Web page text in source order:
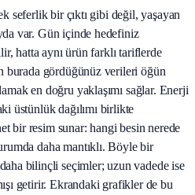
seferlik bir çıktı gibi değil, yaşayan
var. Gün içinde hedefiniz
hatta aynı ürün farklı tariflerde
burada gördüğünüz verileri öğün
en doğru yaklaşımı sağlar. Enerji
üstünlük dağılımı birlikte
bir resim sunar: hangi besin nerede
daha mantıklı. Böyle bir
daha bilinçli seçimler; uzun vadede ise
getirir. Ekrandaki grafikler de bu